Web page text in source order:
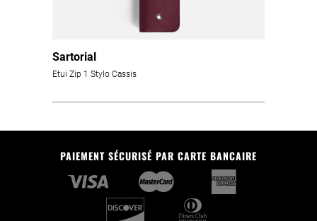
Sartorial
Etui Zip 1 Stylo Cassis
PAIEMENT SÉCURISÉ PAR CARTE BANCAIRE